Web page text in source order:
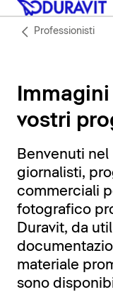
Professionisti
vostri
Benvenuti
giornalisti,
commerciali
fotografico
Duravit, da
materiale
sono